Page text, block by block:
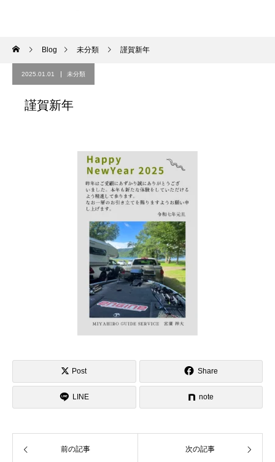
Blog 未分類 謹賀新年
2025.01.01 未分類
謹賀新年
Post Share
LINE note
前の記事 次の記事